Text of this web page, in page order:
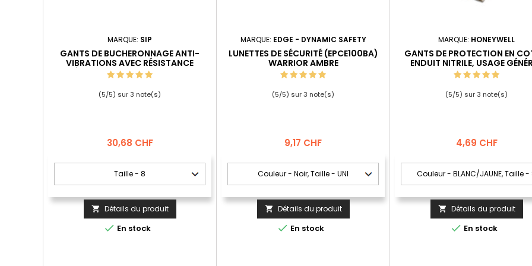
MARQUE: SIP
GANTS DE BUCHERONNAGE ANTI-
VIBRATIONS AVEC RÉSISTANCE
MÉCANIQUE EN388 3 1 3 2 2SA3
(5/5) sur3 note(s)
Prix
30,68 CHF
 Détails du produit
 En stock
MARQUE: EDGE - DYNAMIC SAFETY
LUNETTES DE SÉCURITÉ (EPCE100BA)
WARRIOR AMBRE
(5/5) sur3 note(s)
Prix
9,17 CHF
 Détails du produit
 En stock
MARQUE: HONEYWELL
GANTS DE PROTECTION EN
ENDUIT NITRILE, USAGE
(T4700) SUPERLITE PLUS
(5/5) sur3 note(s)
Prix
4,69 CHF
 Détails du produit
 En stock